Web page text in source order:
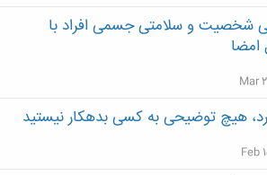
شخصیت‌ و سلامتی جسمی افراد با
Mar
هیچ توضیحی به کسی بدهکار نیستید
Feb